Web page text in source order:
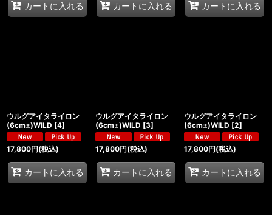
カートに入れる カートに入れる カートに入れる
ウルグアイタライロン
(6cm±)WILD [4]
17,800円(税込)
カートに入れる
ウルグアイタライロン
(6cm±)WILD [3]
17,800円(税込)
カートに入れる
ウルグアイタライロン
(6cm±)WILD [2]
17,800円(税込)
カートに入れる